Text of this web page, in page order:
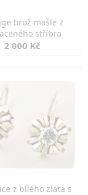
brož mašle z
stříbra
2 000 Kč
z bílého zlata s